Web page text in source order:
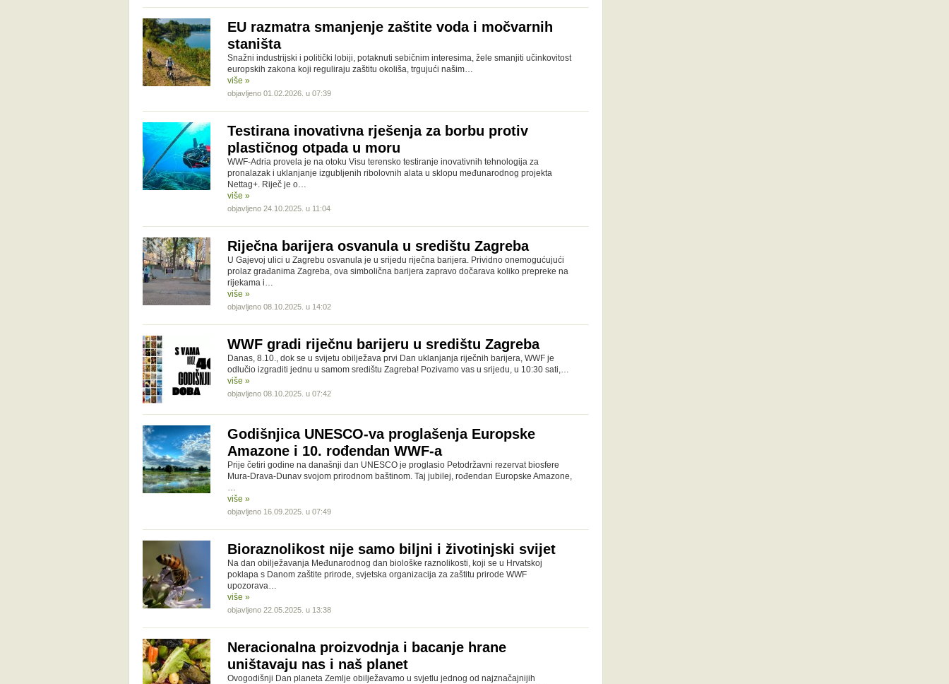
EU razmatra smanjenje zaštite voda i močvarnih
staništa
Snažni industrijski i politički lobiji, potaknuti sebičnim interesima, žele smanjiti učinkovitost
europskih zakona koji reguliraju zaštitu okoliša, trgujući našim…
više »
objavljeno 01.02.2026. u 07:39
Testirana inovativna rješenja za borbu protiv
plastičnog otpada u moru
WWF-Adria provela je na otoku Visu terensko testiranje inovativnih tehnologija za
pronalazak i uklanjanje izgubljenih ribolovnih alata u sklopu međunarodnog projekta
Nettag+. Riječ je o…
više »
objavljeno 24.10.2025. u 11:04
Riječna barijera osvanula u središtu Zagreba
U Gajevoj ulici u Zagrebu osvanula je u srijedu riječna barijera. Prividno onemogućujući
prolaz građanima Zagreba, ova simbolična barijera zapravo dočarava koliko prepreke na
rijekama i…
više »
objavljeno 08.10.2025. u 14:02
WWF gradi riječnu barijeru u središtu Zagreba
Danas, 8.10., dok se u svijetu obilježava prvi Dan uklanjanja riječnih barijera, WWF je
odlučio izgraditi jednu u samom središtu Zagreba! Pozivamo vas u srijedu, u 10:30 sati,…
više »
objavljeno 08.10.2025. u 07:42
Godišnjica UNESCO-va proglašenja Europske
Amazone i 10. rođendan WWF-a
Prije četiri godine na današnji dan UNESCO je proglasio Petodržavni rezervat biosfere
Mura-Drava-Dunav svojom prirodnom baštinom. Taj jubilej, rođendan Europske Amazone,
…
više »
objavljeno 16.09.2025. u 07:49
Bioraznolikost nije samo biljni i životinjski svijet
Na dan obilježavanja Međunarodnog dan biološke raznolikosti, koji se u Hrvatskoj
poklapa s Danom zaštite prirode, svjetska organizacija za zaštitu prirode WWF
upozorava…
više »
objavljeno 22.05.2025. u 13:38
Neracionalna proizvodnja i bacanje hrane
uništavaju nas i naš planet
Ovogodišnji Dan planeta Zemlje obilježavamo u svjetlu jednog od najznačajnijih